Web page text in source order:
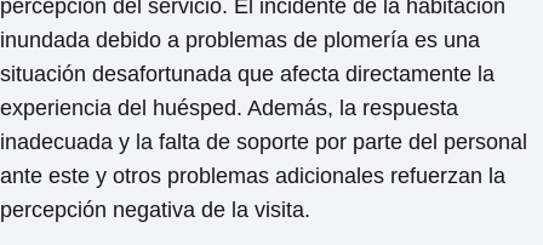
percepción del servicio. El incidente de la habitación
inundada debido a problemas de plomería es una
situación desafortunada que afecta directamente la
experiencia del huésped. Además, la respuesta
inadecuada y la falta de soporte por parte del personal
ante este y otros problemas adicionales refuerzan la
percepción negativa de la visita.